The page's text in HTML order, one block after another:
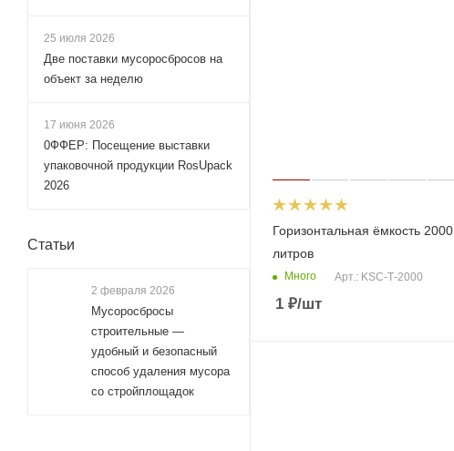
Горизонтальная ёмкость 2000
литров
Много Арт.: KSC-Т-2000
1 ₽/шт
25 июля 2026
Две поставки мусоросбросов на
объект за неделю
17 июня 2026
0ФФЕР: Посещение выставки
упаковочной продукции RosUpack
2026
Статьи
2 февраля 2026
Мусоросбросы
строительные —
удобный и безопасный
способ удаления мусора
со стройплощадок